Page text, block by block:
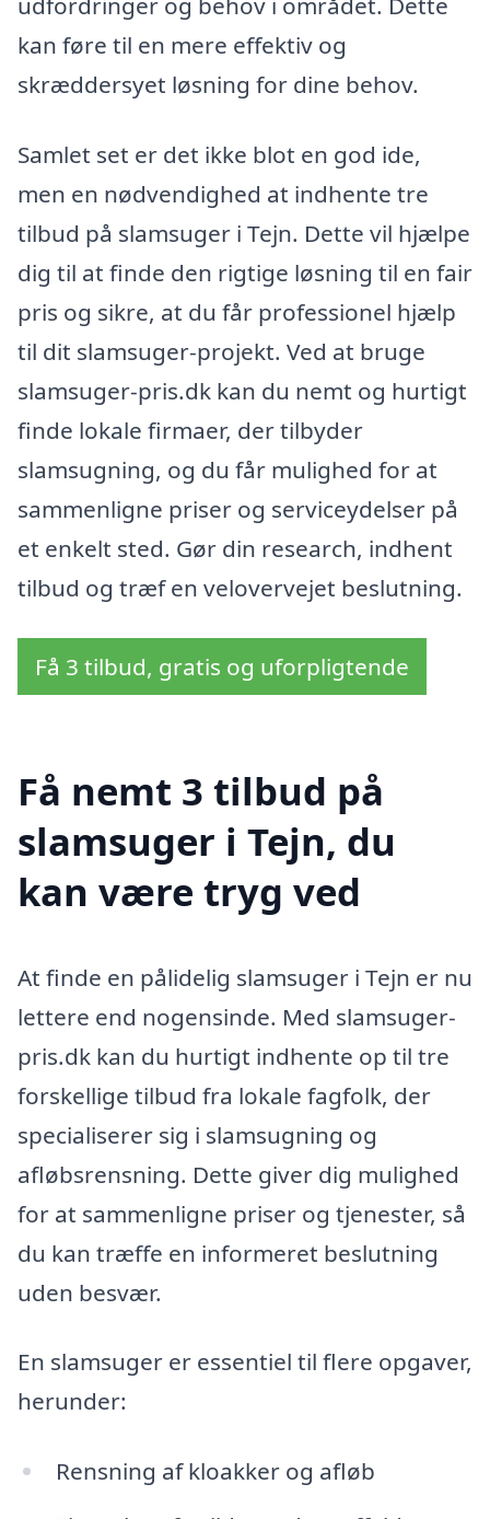
kan føre til en mere effektiv og
skræddersyet løsning for dine behov.
Samlet set er det ikke blot en god ide,
men en nødvendighed at indhente tre
tilbud på slamsuger i Tejn. Dette vil hjælpe
dig til at finde den rigtige løsning til en fair
pris og sikre, at du får professionel hjælp
til dit slamsuger-projekt. Ved at bruge
slamsuger-pris.dk kan du nemt og hurtigt
finde lokale firmaer, der tilbyder
slamsugning, og du får mulighed for at
sammenligne priser og serviceydelser på
et enkelt sted. Gør din research, indhent
tilbud og træf en velovervejet beslutning.
Få 3 tilbud, gratis og uforpligtende
Få nemt 3 tilbud på
slamsuger i Tejn, du
kan være tryg ved
At finde en pålidelig slamsuger i Tejn er nu
lettere end nogensinde. Med slamsuger-
pris.dk kan du hurtigt indhente op til tre
forskellige tilbud fra lokale fagfolk, der
specialiserer sig i slamsugning og
afløbsrensning. Dette giver dig mulighed
for at sammenligne priser og tjenester, så
du kan træffe en informeret beslutning
uden besvær.
En slamsuger er essentiel til flere opgaver,
herunder:
Rensning af kloakker og afløb